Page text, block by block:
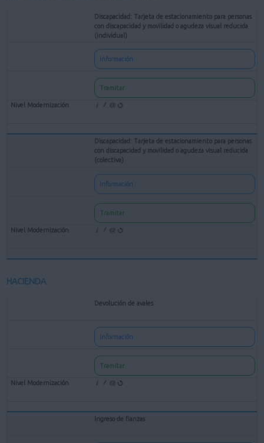
Discapacidad: Tarjeta de estacionamiento para personas
con discapacidad y movilidad o agudeza visual reducida
(individual)
Información
Tramitar
Discapacidad: Tarjeta de estacionamiento para personas
con discapacidad y movilidad o agudeza visual reducida
(colectiva)
Información
Tramitar
HACIENDA
Devolución de avales
Información
Tramitar
Ingreso de fianzas